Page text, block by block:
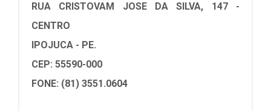
RUA CRISTOVAM JOSE DA SILVA, 147 -
CENTRO
IPOJUCA - PE.
CEP: 55590-000
FONE: (81) 3551.0604